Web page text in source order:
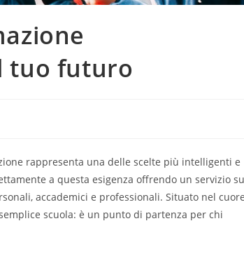
tuo futuro
rappresenta una delle scelte più intelligenti e
a questa esigenza offrendo un servizio su
accademici e professionali. Situato nel
scuola: è un punto di partenza per chi